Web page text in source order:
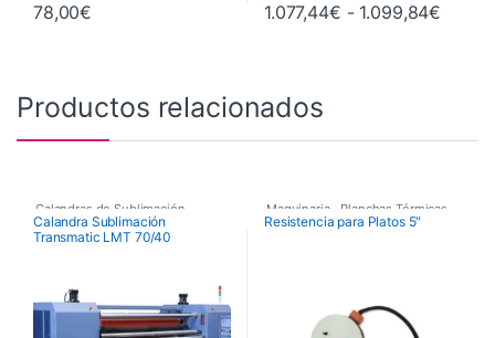
78,00€ 1.077,44€ - 1.099,84€
Este producto tiene múltiples
Productos relacionados
Calandras de Sublimación
Calandras de Sublimación
Transmatic
Calandra Sublimación
Transmatic LMT 70/40
Maquinaria Planchas Térmicas
Resistencia para Platos 5″